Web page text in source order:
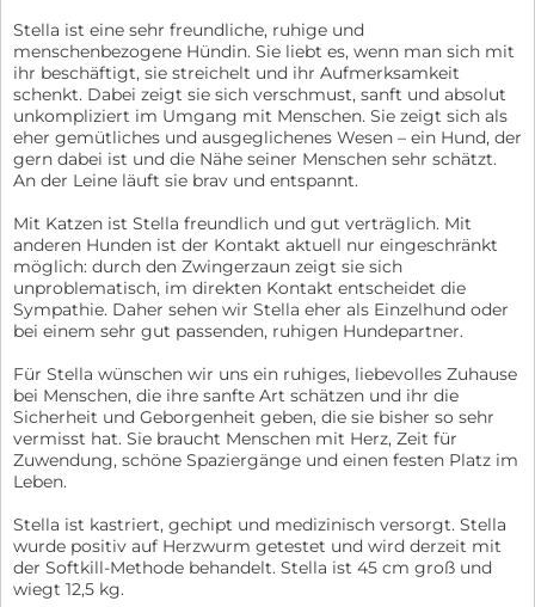
Stella ist eine sehr freundliche, ruhige und
menschenbezogene Hündin. Sie liebt es, wenn man sich mit
ihr beschäftigt, sie streichelt und ihr Aufmerksamkeit
schenkt. Dabei zeigt sie sich verschmust, sanft und absolut
unkompliziert im Umgang mit Menschen. Sie zeigt sich als
eher gemütliches und ausgeglichenes Wesen – ein Hund, der
gern dabei ist und die Nähe seiner Menschen sehr schätzt.
An der Leine läuft sie brav und entspannt.
Mit Katzen ist Stella freundlich und gut verträglich. Mit
anderen Hunden ist der Kontakt aktuell nur eingeschränkt
möglich: durch den Zwingerzaun zeigt sie sich
unproblematisch, im direkten Kontakt entscheidet die
Sympathie. Daher sehen wir Stella eher als Einzelhund oder
bei einem sehr gut passenden, ruhigen Hundepartner.
Für Stella wünschen wir uns ein ruhiges, liebevolles Zuhause
bei Menschen, die ihre sanfte Art schätzen und ihr die
Sicherheit und Geborgenheit geben, die sie bisher so sehr
vermisst hat. Sie braucht Menschen mit Herz, Zeit für
Zuwendung, schöne Spaziergänge und einen festen Platz im
Leben.
Stella ist kastriert, gechipt und medizinisch versorgt. Stella
wurde positiv auf Herzwurm getestet und wird derzeit mit
der Softkill-Methode behandelt. Stella ist 45 cm groß und
wiegt 12,5 kg.